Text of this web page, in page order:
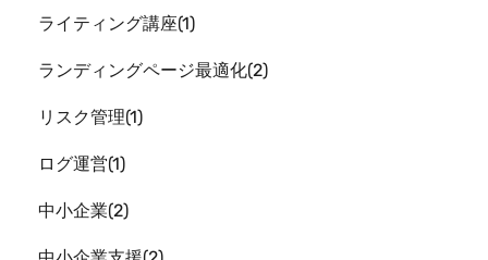
ライティング講座 1
ランディングページ最適化 2
リスク管理 1
ログ運営 1
中小企業 2